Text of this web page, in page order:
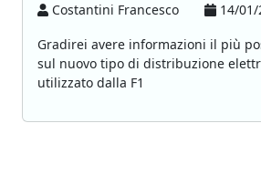
Costantini Francesco
14/01/
Gradirei avere informazioni il più
sul nuovo tipo di distribuzione
utilizzato dalla F1